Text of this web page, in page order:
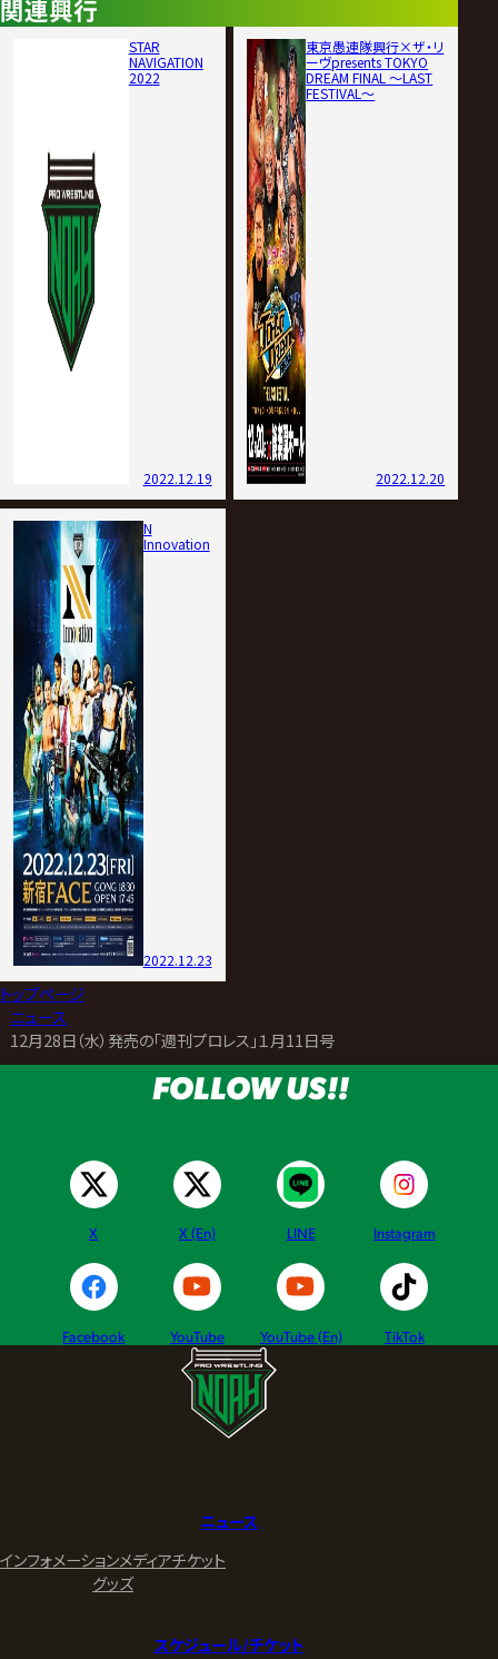
関連興行
STAR
NAVIGATION
2022
2022.12.19
東京愚連隊興行×ザ・リ
ーヴpresents TOKYO
DREAM FINAL 〜LAST
FESTIVAL〜
2022.12.20
N
Innovation
2022.12.23
トップページ
ニュース
12月28日（水）発売の「週刊プロレス」１月11日号
FOLLOW US!!
X X (En) LINE Instagram
Facebook YouTube YouTube (En) TikTok
ニュース
インフォメーションメディアチケット
グッズ
スケジュール/チケット